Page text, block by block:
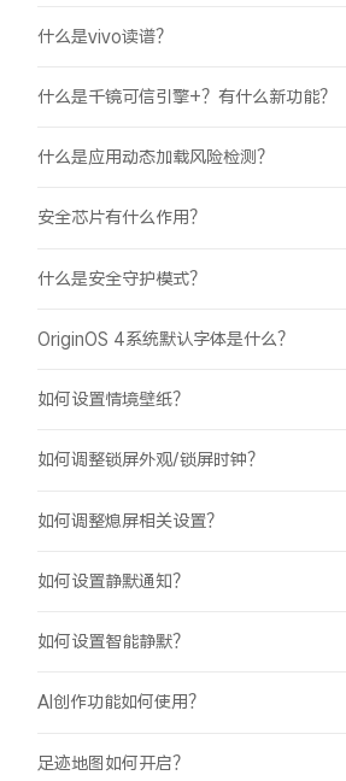
什么是vivo读谱？
什么是千镜可信引擎+？有什么新功能？
什么是应用动态加载风险检测？
安全芯片有什么作用？
什么是安全守护模式？
OriginOS 4系统默认字体是什么？
如何设置情境壁纸？
如何调整锁屏外观/锁屏时钟？
如何调整熄屏相关设置？
如何设置静默通知？
如何设置智能静默？
AI创作功能如何使用？
足迹地图如何开启？